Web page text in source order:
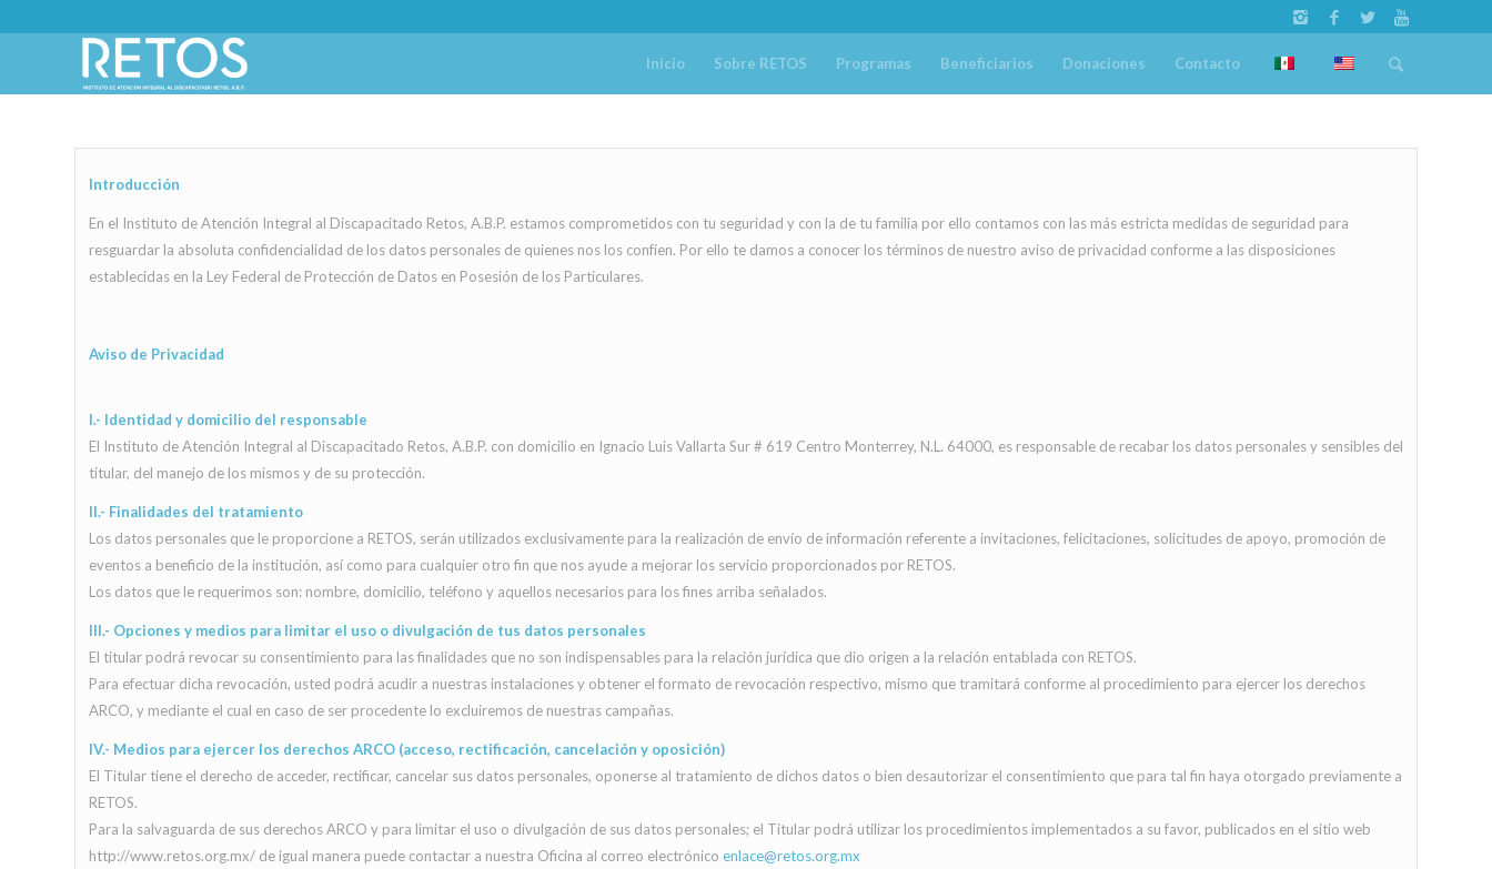
Inicio Sobre RETOS Programas Beneficiarios Donaciones Contacto
Introducción
En el Instituto de Atención Integral al Discapacitado Retos, A.B.P. estamos comprometidos con tu seguridad y con la de tu familia por ello contamos con las más estricta medidas de seguridad para
resguardar la absoluta confidencialidad de los datos personales de quienes nos los confíen. Por ello te damos a conocer los términos de nuestro aviso de privacidad conforme a las disposiciones
establecidas en la Ley Federal de Protección de Datos en Posesión de los Particulares.
Aviso de Privacidad
I.- Identidad y domicilio del responsable
El Instituto de Atención Integral al Discapacitado Retos, A.B.P. con domicilio en Ignacio Luis Vallarta Sur # 619 Centro Monterrey, N.L. 64000, es responsable de recabar los datos personales y sensibles del
titular, del manejo de los mismos y de su protección.
II.- Finalidades del tratamiento
Los datos personales que le proporcione a RETOS, serán utilizados exclusivamente para la realización de envío de información referente a invitaciones, felicitaciones, solicitudes de apoyo, promoción de
eventos a beneficio de la institución, así como para cualquier otro fin que nos ayude a mejorar los servicio proporcionados por RETOS.
Los datos que le requerimos son: nombre, domicilio, teléfono y aquellos necesarios para los fines arriba señalados.
III.- Opciones y medios para limitar el uso o divulgación de tus datos personales
El titular podrá revocar su consentimiento para las finalidades que no son indispensables para la relación jurídica que dio origen a la relación entablada con RETOS.
Para efectuar dicha revocación, usted podrá acudir a nuestras instalaciones y obtener el formato de revocación respectivo, mismo que tramitará conforme al procedimiento para ejercer los derechos
ARCO, y mediante el cual en caso de ser procedente lo excluiremos de nuestras campañas.
IV.- Medios para ejercer los derechos ARCO (acceso, rectificación, cancelación y oposición)
El Titular tiene el derecho de acceder, rectificar, cancelar sus datos personales, oponerse al tratamiento de dichos datos o bien desautorizar el consentimiento que para tal fin haya otorgado previamente a
RETOS.
Para la salvaguarda de sus derechos ARCO y para limitar el uso o divulgación de sus datos personales; el Titular podrá utilizar los procedimientos implementados a su favor, publicados en el sitio web
http://www.retos.org.mx/ de igual manera puede contactar a nuestra Oficina al correo electrónico enlace@retos.org.mx